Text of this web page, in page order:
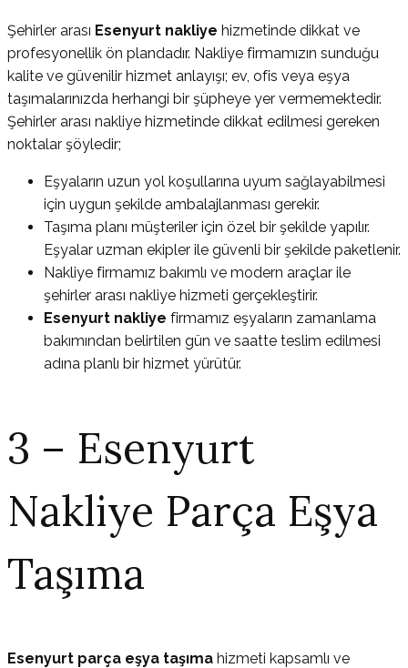
Şehirler arası Esenyurt nakliye hizmetinde dikkat ve
profesyonellik ön plandadır. Nakliye firmamızın sunduğu
kalite ve güvenilir hizmet anlayışı; ev, ofis veya eşya
taşımalarınızda herhangi bir şüpheye yer vermemektedir.
Şehirler arası nakliye hizmetinde dikkat edilmesi gereken
noktalar şöyledir;
Eşyaların uzun yol koşullarına uyum sağlayabilmesi
için uygun şekilde ambalajlanması gerekir.
Taşıma planı müşteriler için özel bir şekilde yapılır.
Eşyalar uzman ekipler ile güvenli bir şekilde paketlenir.
Nakliye firmamız bakımlı ve modern araçlar ile
şehirler arası nakliye hizmeti gerçekleştirir.
Esenyurt nakliye firmamız eşyaların zamanlama
bakımından belirtilen gün ve saatte teslim edilmesi
adına planlı bir hizmet yürütür.
3 – Esenyurt
Nakliye Parça Eşya
Taşıma
Esenyurt parça eşya taşıma hizmeti kapsamlı ve